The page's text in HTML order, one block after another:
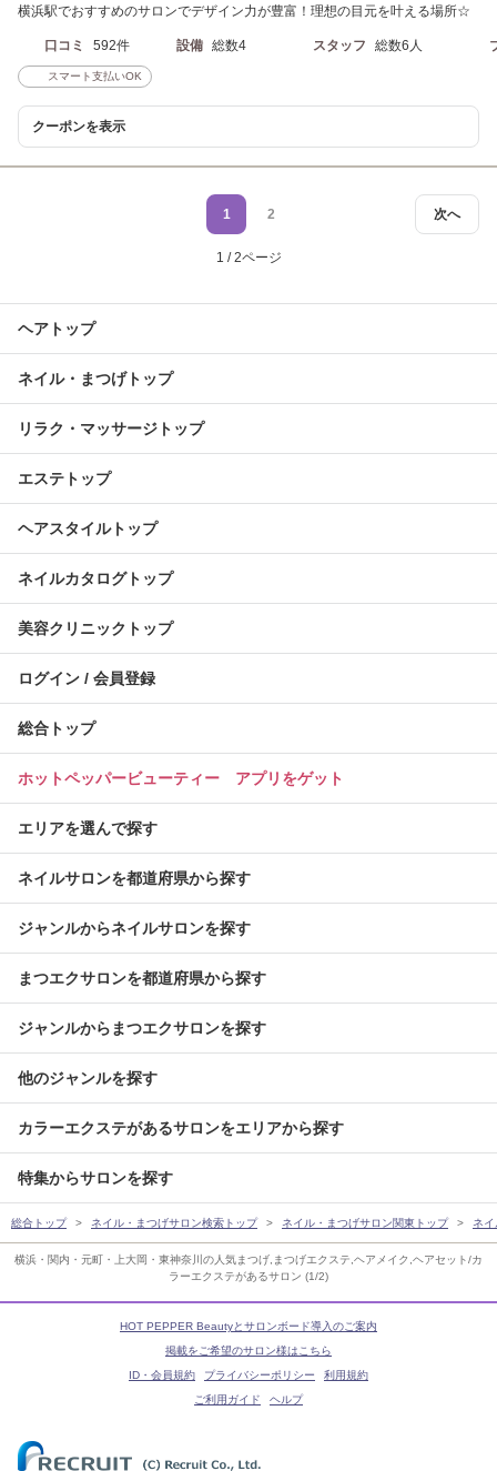
横浜・関内・元町・上大岡・東神奈川の人気まつげ,まつげエクステ,ヘアメイク,ヘアセット/カ
ラーエクステがあるサロン (1/2)
横浜駅でおすすめのサロンでデザイン力が豊富！理想の目元を叶える場所☆
口コミ 592件 設備 総数4 スタッフ 総数6人
スマート支払いOK
クーポンを表示
次へ
1 2
1 / 2ページ
ヘアトップ
ネイル・まつげトップ
リラク・マッサージトップ
エステトップ
ヘアスタイルトップ
ネイルカタログトップ
美容クリニックトップ
ログイン / 会員登録
総合トップ
ホットペッパービューティー アプリをゲット
エリアを選んで探す
ネイルサロンを都道府県から探す
ジャンルからネイルサロンを探す
まつエクサロンを都道府県から探す
ジャンルからまつエクサロンを探す
他のジャンルを探す
カラーエクステがあるサロンをエリアから探す
特集からサロンを探す
総合トップ ネイル・まつげサロン検索トップ ネイル・まつげサロン関東トップ ネ
HOT PEPPER Beautyとサロンボード導入のご案内
掲載をご希望のサロン様はこちら
ID・会員規約
プライバシーポリシー
利用規約
ご利用ガイド
ヘルプ